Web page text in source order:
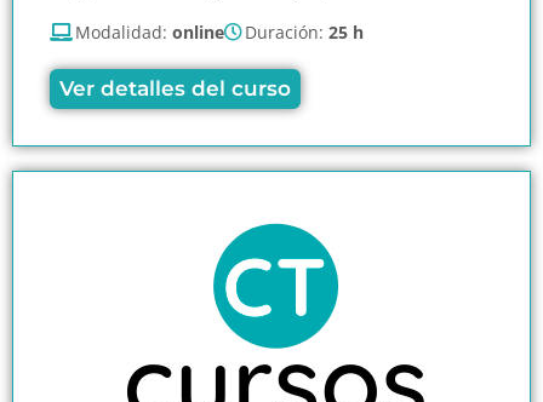
Modalidad: online Duración: 25 h
Ver detalles del curso